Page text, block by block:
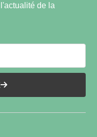
de la